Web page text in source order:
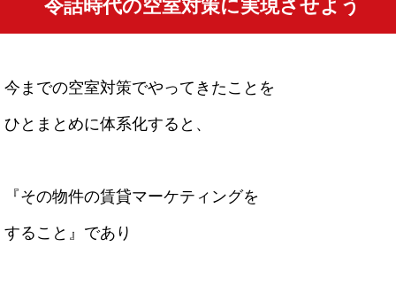
令話時代の空室対策に実現させよう
今までの空室対策でやってきたことを
ひとまとめに体系化すると、
『その物件の賃貸マーケティングを
すること』であり